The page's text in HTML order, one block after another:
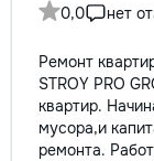
0,0
нет
Ремонт
STROY PRO
квартир.
мусора,и
ремонта.